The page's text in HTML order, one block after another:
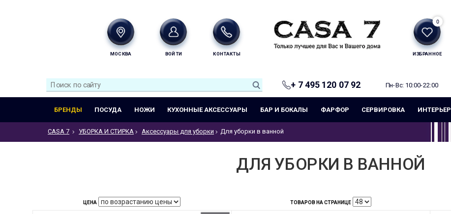
МОСКВА ВОЙТИ КОНТАКТЫ ИЗБРАННОЕ
0
+ 7 495 120 07 92 Пн-Вс: 10:00-22:00
БРЕНДЫ ПОСУДА НОЖИ КУХОННЫЕ АКСЕССУАРЫ БАР И БОКАЛЫ ФАРФОР СЕРВИРОВКА ИНТЕРЬЕР
CASA 7 УБОРКА И СТИРКА Аксессуары для уборки Для уборки в ванной
ДЛЯ УБОРКИ В ВАННОЙ
ЦЕНА ТОВАРОВ НА СТРАНИЦЕ